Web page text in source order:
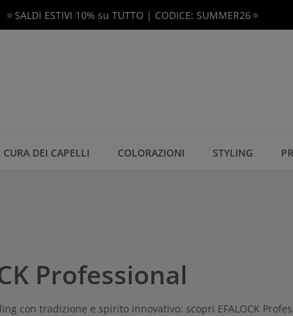
🔅SALDI ESTIVI 10% su TUTTO | CODICE: SUMMER26🔅
CURA DEI CAPELLI COLORAZIONI STYLING
Professional
con tradizione e spirito innovativo: scopri EFALOCK